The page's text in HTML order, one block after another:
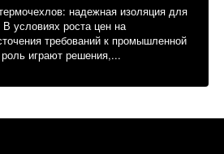
надежная изоляция для
условиях роста цен на
требований к промышленной
играют решения,...